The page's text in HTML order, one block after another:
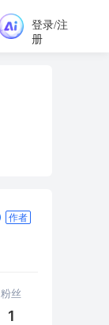
登录/注
册
作者
粉丝
1